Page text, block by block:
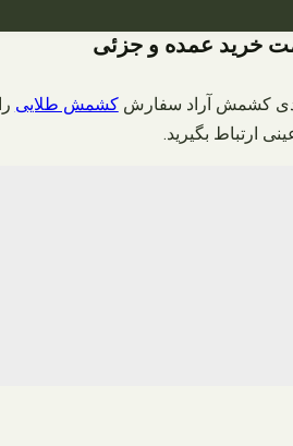
خرید عمده و جزئی
کشمش آراد سفارشکشمش طلایی
ارتباط بگیرید.